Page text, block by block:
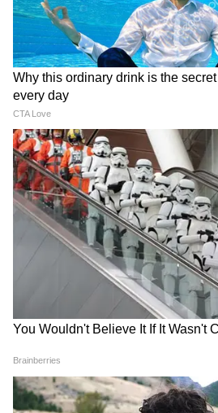
করতে পারেন। বড়
থেকে অন্য প্ল্যাটফর্মে যাওয়া
অথবা গর্ভবতী মহিলাদের
ব্যাটারিচালিত গাড়ির
বড় স্টেশনে এই পরিষেবাটি
কম খরচে পাওয়া যায়।
4
5
Gemini
বিশেষ 'নার্সিং রুম'
অন্যদিকে, আপনি যদি এসি
3AC) বুক করেন, তাহলে